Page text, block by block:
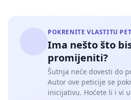
POKRENITE VLASTITU
Ima nešto što
promijeniti?
Šutnja neće dovesti do
Autor ove peticije se
inicijativu. Hoćete li i vi